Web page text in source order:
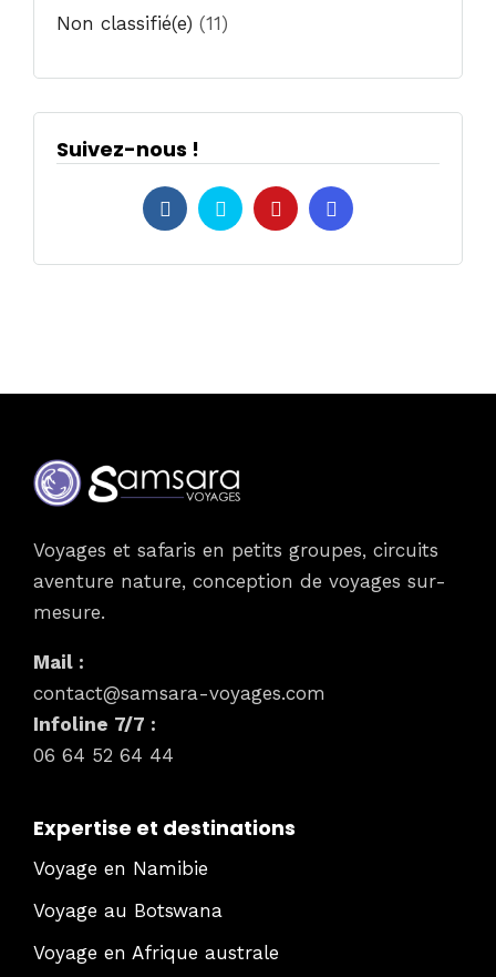
Non classifié(e) (11)
Suivez-nous !
Voyages et safaris en petits groupes, circuits
aventure nature, conception de voyages sur-
mesure.
Mail :
contact@samsara-voyages.com
Infoline 7/7 :
06 64 52 64 44
Expertise et destinations
Voyage en Namibie
Voyage au Botswana
Voyage en Afrique australe